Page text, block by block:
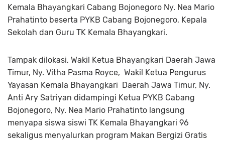
Kemala Bhayangkari Cabang Bojonegoro Ny. Nea Mario
Prahatinto beserta PYKB Cabang Bojonegoro, Kepala
Sekolah dan Guru TK Kemala Bhayangkari.
Tampak dilokasi, Wakil Ketua Bhayangkari Daerah Jawa
Timur, Ny. Vitha Pasma Royce, Wakil Ketua Pengurus
Yayasan Kemala Bhayangkari Daerah Jawa Timur, Ny.
Anti Ary Satriyan didampingi Ketua PYKB Cabang
Bojonegoro, Ny. Nea Mario Prahatinto langsung
menyapa siswa siswi TK Kemala Bhayangkari 96
sekaligus menyalurkan program Makan Bergizi Gratis